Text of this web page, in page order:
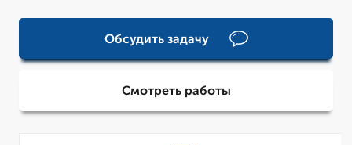
Обсудить задачу
Смотреть работы